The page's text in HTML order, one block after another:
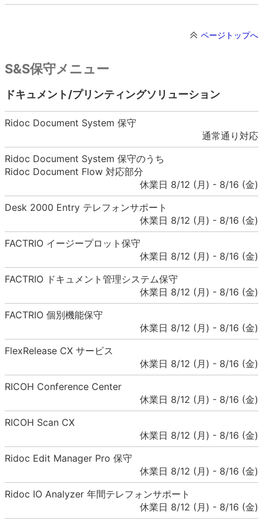
ページトップへ
S&S保守メニュー
ドキュメント/プリンティングソリューション
Ridoc Document System 保守
通常通り対応
Ridoc Document System 保守のうち
Ridoc Document Flow 対応部分
休業日 8/12 (月) - 8/16 (金)
Desk 2000 Entry テレフォンサポート
休業日 8/12 (月) - 8/16 (金)
FACTRIO イージープロット保守
休業日 8/12 (月) - 8/16 (金)
FACTRIO ドキュメント管理システム保守
休業日 8/12 (月) - 8/16 (金)
FACTRIO 個別機能保守
休業日 8/12 (月) - 8/16 (金)
FlexRelease CX サービス
休業日 8/12 (月) - 8/16 (金)
RICOH Conference Center
休業日 8/12 (月) - 8/16 (金)
RICOH Scan CX
休業日 8/12 (月) - 8/16 (金)
Ridoc Edit Manager Pro 保守
休業日 8/12 (月) - 8/16 (金)
Ridoc IO Analyzer 年間テレフォンサポート
休業日 8/12 (月) - 8/16 (金)